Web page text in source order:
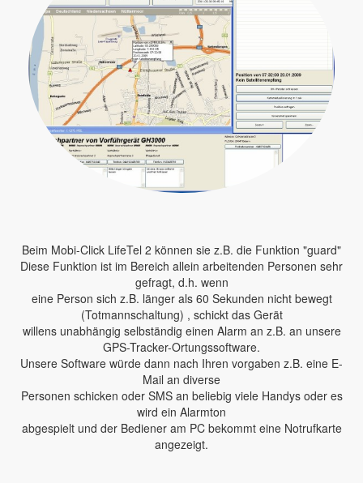
Beim Mobi-Click LifeTel 2 können sie z.B. die Funktion "guard"
Diese Funktion ist im Bereich allein arbeitenden Personen sehr
gefragt, d.h. wenn
eine Person sich z.B. länger als 60 Sekunden nicht bewegt
(Totmannschaltung) , schickt das Gerät
willens unabhängig selbständig einen Alarm an z.B. an unsere
GPS-Tracker-Ortungssoftware.
Unsere Software würde dann nach Ihren vorgaben z.B. eine E-
Mail an diverse
Personen schicken oder SMS an beliebig viele Handys oder es
wird ein Alarmton
abgespielt und der Bediener am PC bekommt eine Notrufkarte
angezeigt.